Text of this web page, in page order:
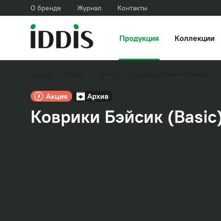
О бренде Журнал Контакты
Продукция Коллекции
Коврики Бэйсик